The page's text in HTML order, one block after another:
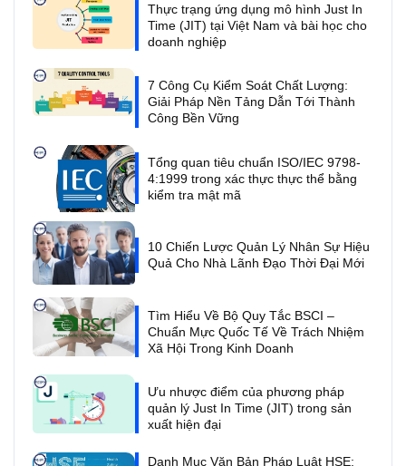
Thực trạng ứng dụng mô hình Just In
Time (JIT) tại Việt Nam và bài học cho
doanh nghiệp
7 Công Cụ Kiểm Soát Chất Lượng:
Giải Pháp Nền Tảng Dẫn Tới Thành
Công Bền Vững
Tổng quan tiêu chuẩn ISO/IEC 9798-
4:1999 trong xác thực thực thể bằng
kiểm tra mật mã
10 Chiến Lược Quản Lý Nhân Sự Hiệu
Quả Cho Nhà Lãnh Đạo Thời Đại Mới
Tìm Hiểu Về Bộ Quy Tắc BSCI –
Chuẩn Mực Quốc Tế Về Trách Nhiệm
Xã Hội Trong Kinh Doanh
Ưu nhược điểm của phương pháp
quản lý Just In Time (JIT) trong sản
xuất hiện đại
Danh Mục Văn Bản Pháp Luật HSE: